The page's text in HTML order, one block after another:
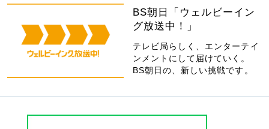
BS朝日「ウェルビーイン
グ放送中！」
テレビ局らしく、エンターテイ
ンメントにして届けていく。
BS朝日の、新しい挑戦です。